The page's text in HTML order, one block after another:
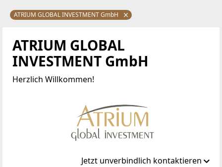
ATRIUM GLOBAL INVESTMENT GmbH
ATRIUM GLOBAL
INVESTMENT GmbH
Herzlich Willkommen!
Jetzt unverbindlich kontaktieren